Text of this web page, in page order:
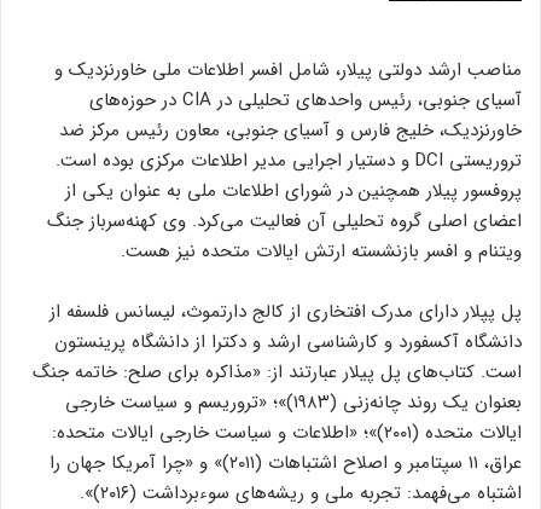
مناصب ارشد دولتی پیلار، شامل افسر اطلاعات ملی خاورنزدیک و
آسیای جنوبی، رئیس واحد‌های تحلیلی در CIA در حوزه‌های
خاورنزدیک، خلیج فارس و آسیای جنوبی، معاون رئیس مرکز ضد
تروریستی DCI و دستیار اجرایی مدیر اطلاعات مرکزی بوده است.
پروفسور پیلار همچنین در شورای اطلاعات ملی به عنوان یکی از
اعضای اصلی گروه تحلیلی آن فعالیت می‌کرد. وی کهنه‌سرباز جنگ
ویتنام و افسر بازنشسته ارتش ایالات متحده نیز هست.
پل پپلار دارای مدرک افتخاری از کالج دارتموث، لیسانس فلسفه از
دانشگاه آکسفورد و کارشناسی ارشد و دکترا از دانشگاه پرینستون
است. کتاب‌های پل پیلار عبارتند از: «مذاکره برای صلح: خاتمه جنگ
بعنوان یک روند چانه‌زنی (۱۹۸۳)»؛ «تروریسم و سیاست خارجی
ایالات متحده (۲۰۰۱)»؛ «اطلاعات و سیاست خارجی ایالات متحده:
عراق، ۱۱ سپتامبر و اصلاح اشتباهات (۲۰۱۱)» و «چرا آمریکا جهان را
اشتباه می‌فهمد: تجربه ملی و ریشه‌های سوءبرداشت (۲۰۱۶)».